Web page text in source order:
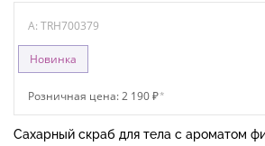
A: TRH700379
Новинка
Розничная цена: 2 190 ₽*
Сахарный скраб для тела с ароматом